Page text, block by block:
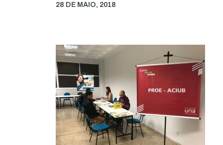
28 DE MAIO, 2018